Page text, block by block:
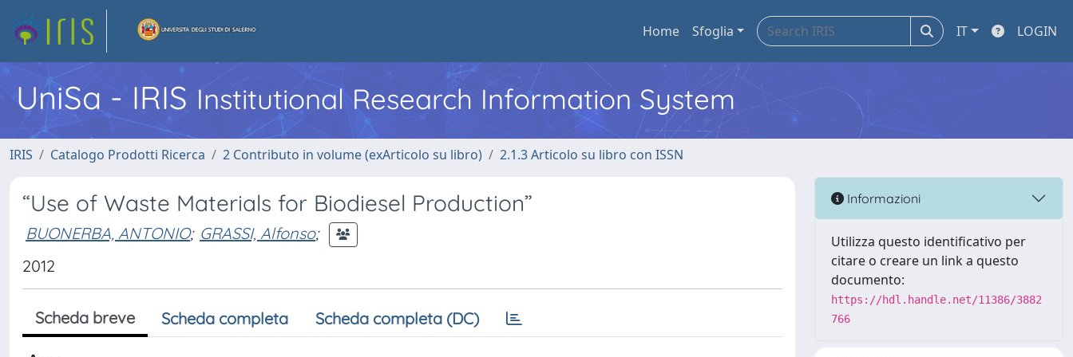
Home Sfoglia IT LOGIN
UniSa - IRIS Institutional Research Information System
IRIS Catalogo Prodotti Ricerca 2 Contributo in volume (exArticolo su libro) 2.1.3 Articolo su libro con ISSN
“Use of Waste Materials for Biodiesel Production”
BUONERBA, ANTONIO; GRASSI, Alfonso;
2012
Scheda breve Scheda completa Scheda completa (DC)
Informazioni
Utilizza questo identificativo per
citare o creare un link a questo
documento:
https://hdl.handle.net/11386/3882
766